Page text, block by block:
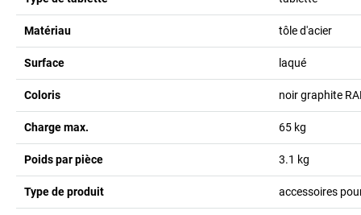
Matériau tôle d'acier
Surface laqué
Coloris noir graphite
Charge max. 65 kg
Poids par pièce 3.1 kg
Type de produit accessoires